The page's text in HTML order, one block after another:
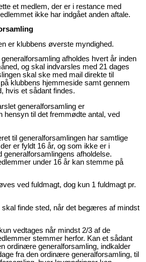
et medlem, der er i restance med
ikke har indgået anden aftale.
er klubbens øverste myndighed.
afholdes hvert år inden
og skal indvarsles med 21 dages
skal ske med mail direkte til
klubbens hjemmeside samt gennem
hvis et sådant findes.
generalforsamling er
hensyn til det fremmødte antal, ved
til generalforsamlingen har samtlige
er fyldt 16 år, og som ikke er i
generalforsamlingens afholdelse.
under 16 år kan stemme på
ved fuldmagt, dog kun 1 fuldmagt pr.
finde sted, når det begæres af mindst
vedtages når mindst 2/3 af de
stemmer herfor. Kan et sådant
ordinære generalforsamling, indkalder
fra den ordinære generalforsamling, til